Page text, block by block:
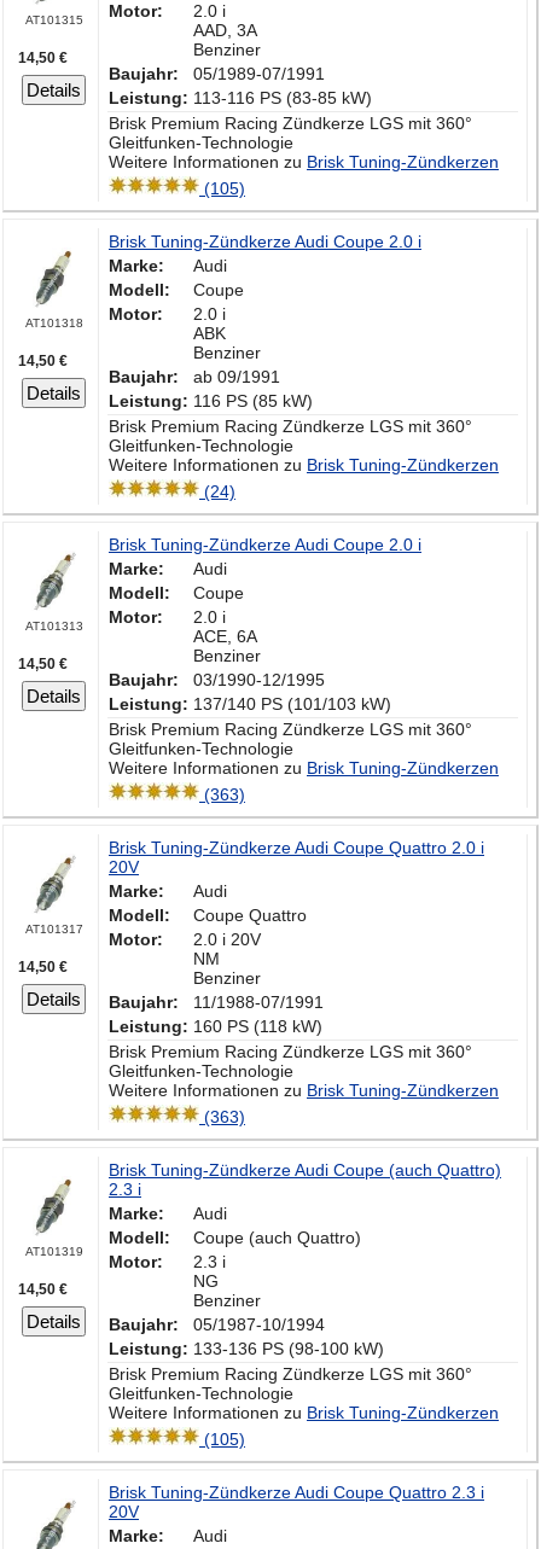
AT101315
14,50 €
Details
Motor:
2.0 i
AAD, 3A
Benziner
Baujahr:
05/1989-07/1991
Leistung: 113-116 PS (83-85 kW)
Brisk Premium Racing Zündkerze LGS mit 360°
Gleitfunken-Technologie
Weitere Informationen zu Brisk Tuning-Zündkerzen
(105)
AT101318
14,50 €
Details
Brisk Tuning-Zündkerze Audi Coupe 2.0 i
Marke:
Audi
Modell:
Coupe
Motor:
2.0 i
ABK
Benziner
Baujahr:
ab 09/1991
Leistung: 116 PS (85 kW)
Brisk Premium Racing Zündkerze LGS mit 360°
Gleitfunken-Technologie
Weitere Informationen zu Brisk Tuning-Zündkerzen
(24)
AT101313
14,50 €
Details
Brisk Tuning-Zündkerze Audi Coupe 2.0 i
Marke:
Audi
Modell:
Coupe
Motor:
2.0 i
ACE, 6A
Benziner
Baujahr:
03/1990-12/1995
Leistung: 137/140 PS (101/103 kW)
Brisk Premium Racing Zündkerze LGS mit 360°
Gleitfunken-Technologie
Weitere Informationen zu Brisk Tuning-Zündkerzen
(363)
AT101317
14,50 €
Details
Brisk Tuning-Zündkerze Audi Coupe Quattro 2.0 i
20V
Marke:
Audi
Modell:
Coupe Quattro
Motor:
2.0 i 20V
NM
Benziner
Baujahr:
11/1988-07/1991
Leistung: 160 PS (118 kW)
Brisk Premium Racing Zündkerze LGS mit 360°
Gleitfunken-Technologie
Weitere Informationen zu Brisk Tuning-Zündkerzen
(363)
AT101319
14,50 €
Details
Brisk Tuning-Zündkerze Audi Coupe (auch Quattro)
2.3 i
Marke:
Audi
Modell:
Coupe (auch Quattro)
Motor:
2.3 i
NG
Benziner
Baujahr:
05/1987-10/1994
Leistung: 133-136 PS (98-100 kW)
Brisk Premium Racing Zündkerze LGS mit 360°
Gleitfunken-Technologie
Weitere Informationen zu Brisk Tuning-Zündkerzen
(105)
Brisk Tuning-Zündkerze Audi Coupe Quattro 2.3 i
20V
Marke:
Audi